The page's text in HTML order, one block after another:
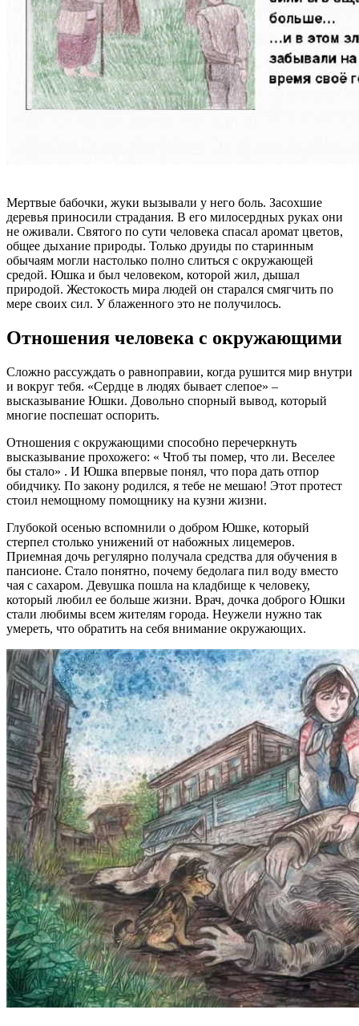
Мертвые бабочки, жуки вызывали у него боль. Засохшие
деревья приносили страдания. В его милосердных руках они
не оживали. Святого по сути человека спасал аромат цветов,
общее дыхание природы. Только друиды по старинным
обычаям могли настолько полно слиться с окружающей
средой. Юшка и был человеком, которой жил, дышал
природой. Жестокость мира людей он старался смягчить по
мере своих сил. У блаженного это не получилось.
Отношения человека с окружающими
Сложно рассуждать о равноправии, когда рушится мир внутри
и вокруг тебя. «Сердце в людях бывает слепое» –
высказывание Юшки. Довольно спорный вывод, который
многие поспешат оспорить.
Отношения с окружающими способно перечеркнуть
высказывание прохожего: « Чтоб ты помер, что ли. Веселее
бы стало» . И Юшка впервые понял, что пора дать отпор
обидчику. По закону родился, я тебе не мешаю! Этот протест
стоил немощному помощнику на кузни жизни.
Глубокой осенью вспомнили о добром Юшке, который
стерпел столько унижений от набожных лицемеров.
Приемная дочь регулярно получала средства для обучения в
пансионе. Стало понятно, почему бедолага пил воду вместо
чая с сахаром. Девушка пошла на кладбище к человеку,
который любил ее больше жизни. Врач, дочка доброго Юшки
стали любимы всем жителям города. Неужели нужно так
умереть, что обратить на себя внимание окружающих.